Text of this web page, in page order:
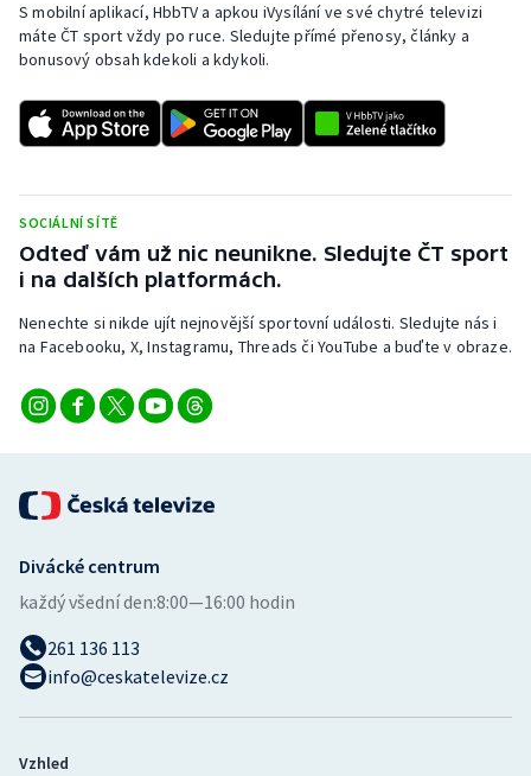
S mobilní aplikací, HbbTV a apkou iVysílání ve své chytré televizi
máte ČT sport vždy po ruce. Sledujte přímé přenosy, články a
bonusový obsah kdekoli a kdykoli.
SOCIÁLNÍ SÍTĚ
Odteď vám už nic neunikne. Sledujte ČT sport
i na dalších platformách.
Nenechte si nikde ujít nejnovější sportovní události. Sledujte nás i
na Facebooku, X, Instagramu, Threads či YouTube a buďte v obraze.
Divácké centrum
každý všední den:8:00—16:00 hodin
261 136 113
info@ceskatelevize.cz
Vzhled